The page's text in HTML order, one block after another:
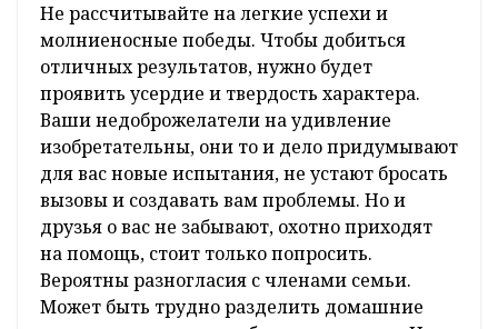
Не рассчитывайте на легкие успехи и
молниеносные победы. Чтобы добиться
отличных результатов, нужно будет
проявить усердие и твердость характера.
Ваши недоброжелатели на удивление
изобретательны, они то и дело придумывают
для вас новые испытания, не устают бросать
вызовы и создавать вам проблемы. Но и
друзья о вас не забывают, охотно приходят
на помощь, стоит только попросить.
Вероятны разногласия с членами семьи.
Может быть трудно разделить домашние